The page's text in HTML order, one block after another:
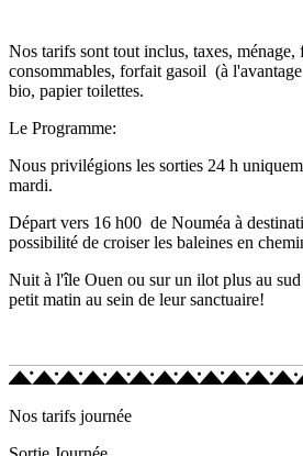
Nos tarifs sont tout inclus, taxes, ménage,
consommables, forfait gasoil (à
bio, papier toilettes.
Le Programme:
Nous privilégions les sorties 24 h
mardi.
Départ vers 16 h00 de Nouméa à
possibilité de croiser les baleines en
Nuit à l'île Ouen ou sur un ilot plus au
petit matin au sein de leur sanctuaire!
Nos tarifs journée